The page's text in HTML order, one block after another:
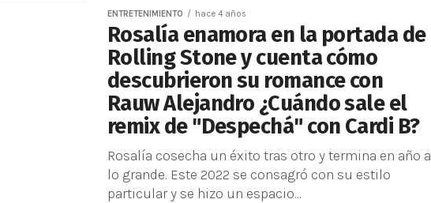
ENTRETENIMIENTO hace 4 años
Rosalía enamora en la portada de
Rolling Stone y cuenta cómo
descubrieron su romance con
Rauw Alejandro ¿Cuándo sale el
remix de "Despechá" con Cardi B?
Rosalía cosecha un éxito tras otro y termina en año a
lo grande. Este 2022 se consagró con su estilo
particular y se hizo un espacio...